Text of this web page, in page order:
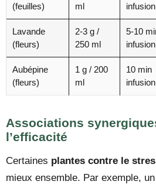
(feuilles)
ml
infusion
Lavande
(fleurs)
2-3 g /
250 ml
5-10
infusion
Aubépine
(fleurs)
1 g / 200
ml
10 min
infusion
Associations
l’efficacité
Certaines plantes contre le
mieux ensemble. Par exemple,